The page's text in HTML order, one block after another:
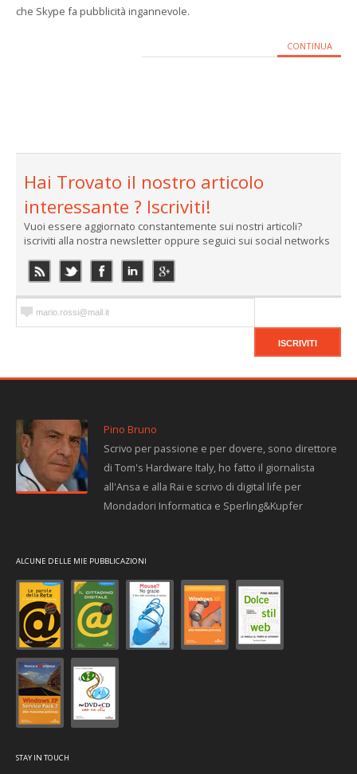
che Skype fa pubblicità ingannevole.
CONTINUA
Hai Trovato il nostro articolo
interessante ? Iscriviti!
Vuoi essere aggiornato constantemente sui nostri articoli?
iscriviti alla nostra newsletter oppure seguici sui social networks
Pino Bruno
Scrivo per passione e per dovere, sono direttore
di Tom's Hardware Italy, ho fatto il giornalista
all'Ansa e alla Rai e scrivo di digital life per
Mondadori Informatica e Sperling&Kupfer
ALCUNE DELLE MIE PUBBLICAZIONI
STAY IN TOUCH